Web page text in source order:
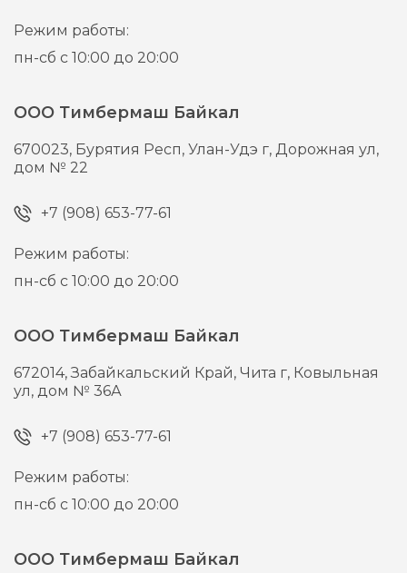
Режим работы:
пн-сб с 10:00 до 20:00
ООО Тимбермаш Байкал
670023, Бурятия Респ, Улан-Удэ г,Дорожная ул,
дом № 22
+7 (908) 653-77-61
Режим работы:
пн-сб с 10:00 до 20:00
ООО Тимбермаш Байкал
672014,Забайкальский Край, Чита г, Ковыльная
ул, дом № 36А
+7 (908) 653-77-61
Режим работы:
пн-сб с 10:00 до 20:00
ООО Тимбермаш Байкал